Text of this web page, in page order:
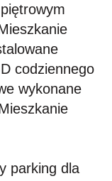
codziennego
wykonane
parking dla